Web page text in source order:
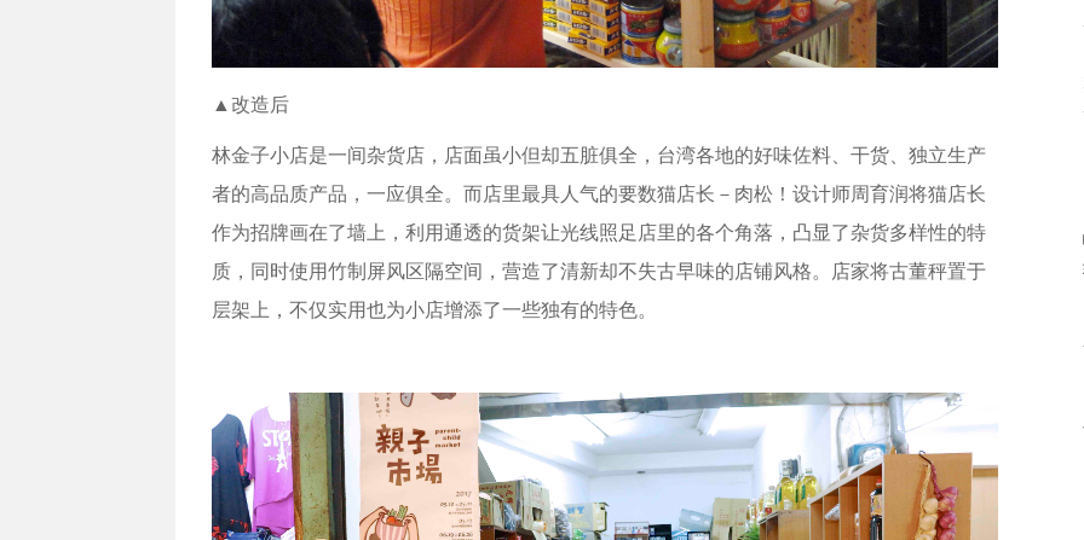
▲改造后
林金子小店是一间杂货店，店面虽小但却五脏俱全，台湾各地的好味佐料、干货、独立生产
者的高品质产品，一应俱全。而店里最具人气的要数猫店长－肉松！设计师周育润将猫店长
作为招牌画在了墙上，利用通透的货架让光线照足店里的各个角落，凸显了杂货多样性的特
质，同时使用竹制屏风区隔空间，营造了清新却不失古早味的店铺风格。店家将古董秤置于
层架上，不仅实用也为小店增添了一些独有的特色。